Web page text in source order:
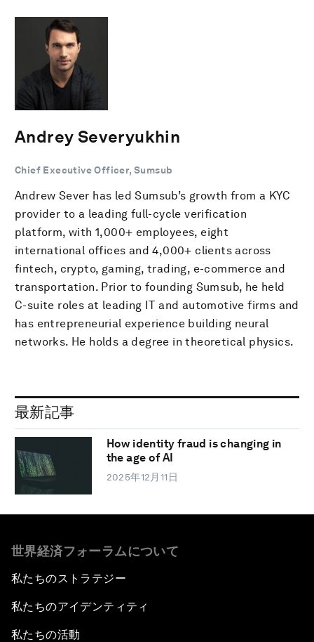
Andrey Severyukhin
Chief Executive Officer, Sumsub
Andrew Sever has led Sumsub’s growth from a KYC
provider to a leading full-cycle verification
platform, with 1,000+ employees, eight
international offices and 4,000+ clients across
fintech, crypto, gaming, trading, e-commerce and
transportation. Prior to founding Sumsub, he held
C-suite roles at leading IT and automotive firms and
has entrepreneurial experience building neural
networks. He holds a degree in theoretical physics.
最新記事
How identity fraud is changing in
the age of AI
2025年12月11日
世界経済フォーラムについて
私たちのストラテジー
私たちのアイデンティティ
私たちの活動